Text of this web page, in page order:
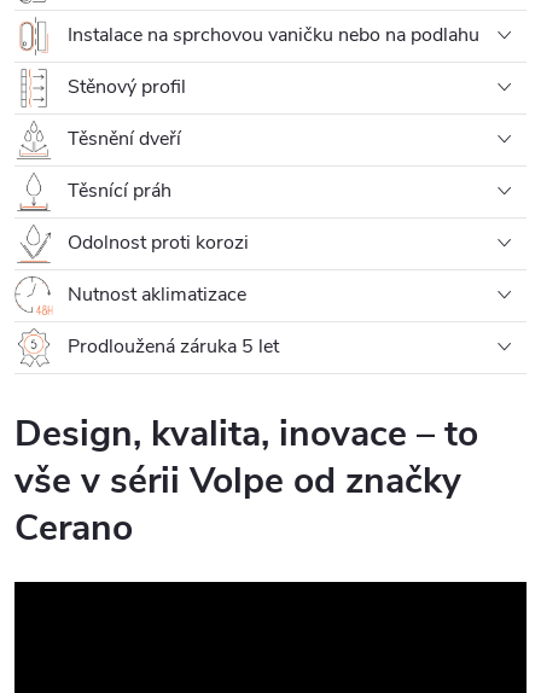
Instalace na sprchovou vaničku nebo na podlahu
Stěnový profil
Těsnění dveří
Těsnící práh
Odolnost proti korozi
Nutnost aklimatizace
Prodloužená záruka 5 let
Design, kvalita, inovace – to
vše v sérii Volpe od značky
Cerano